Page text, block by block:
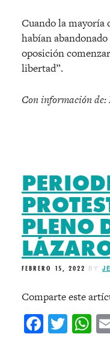
Cuando la mayoría
habían
oposición
libertad”.
Con información de:
PLENO
FEBRERO 15, 2022 BY
Comparte este